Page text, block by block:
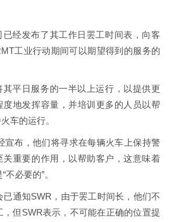
已经发布了其工作日罢工时间表，向客
工业行动期间可以期望得到的服务的
其平日服务的一半以上运行，以提供更
度地发挥容量，并培训更多的人员以帮
车的运行。
宣布，他们将寻求在每辆火车上保持警
关重要的作用，以帮助客户，这意味着
必要的”。
已​​通知SWR，由于罢工时间长，他们不
，但SWR表示，不可能在正确的位置提